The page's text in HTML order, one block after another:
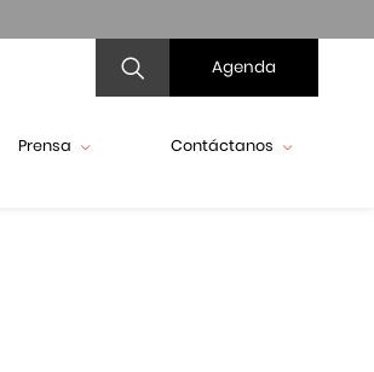
Agenda
Prensa Contáctanos